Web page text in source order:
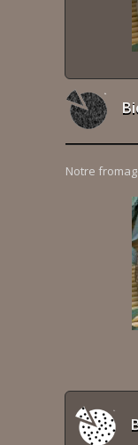
Notre